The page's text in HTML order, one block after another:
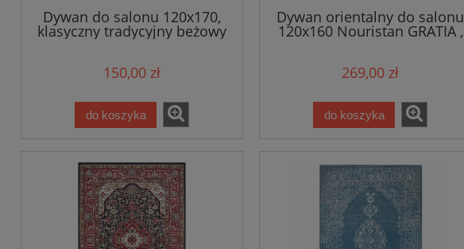
Dywan do salonu 120x170,
klasyczny tradycyjny beżowy
brązowy wzór Nouristan
150,00 zł
do koszyka
Dywan orientalny do salonu
120x160 Nouristan GRATIA ,
269,00 zł
do koszyka